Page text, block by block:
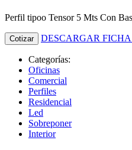
Perfil tipoo Tensor 5 Mts Con
Cotizar DESCARGAR
Categorías:
Oficinas
Comercial
Perfiles
Residencial
Led
Sobreponer
Interior